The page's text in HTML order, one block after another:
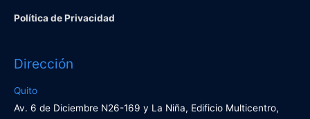
Política de Privacidad
Dirección
Quito
Av. 6 de Diciembre N26-169 y La Niña, Edificio Multicentro,